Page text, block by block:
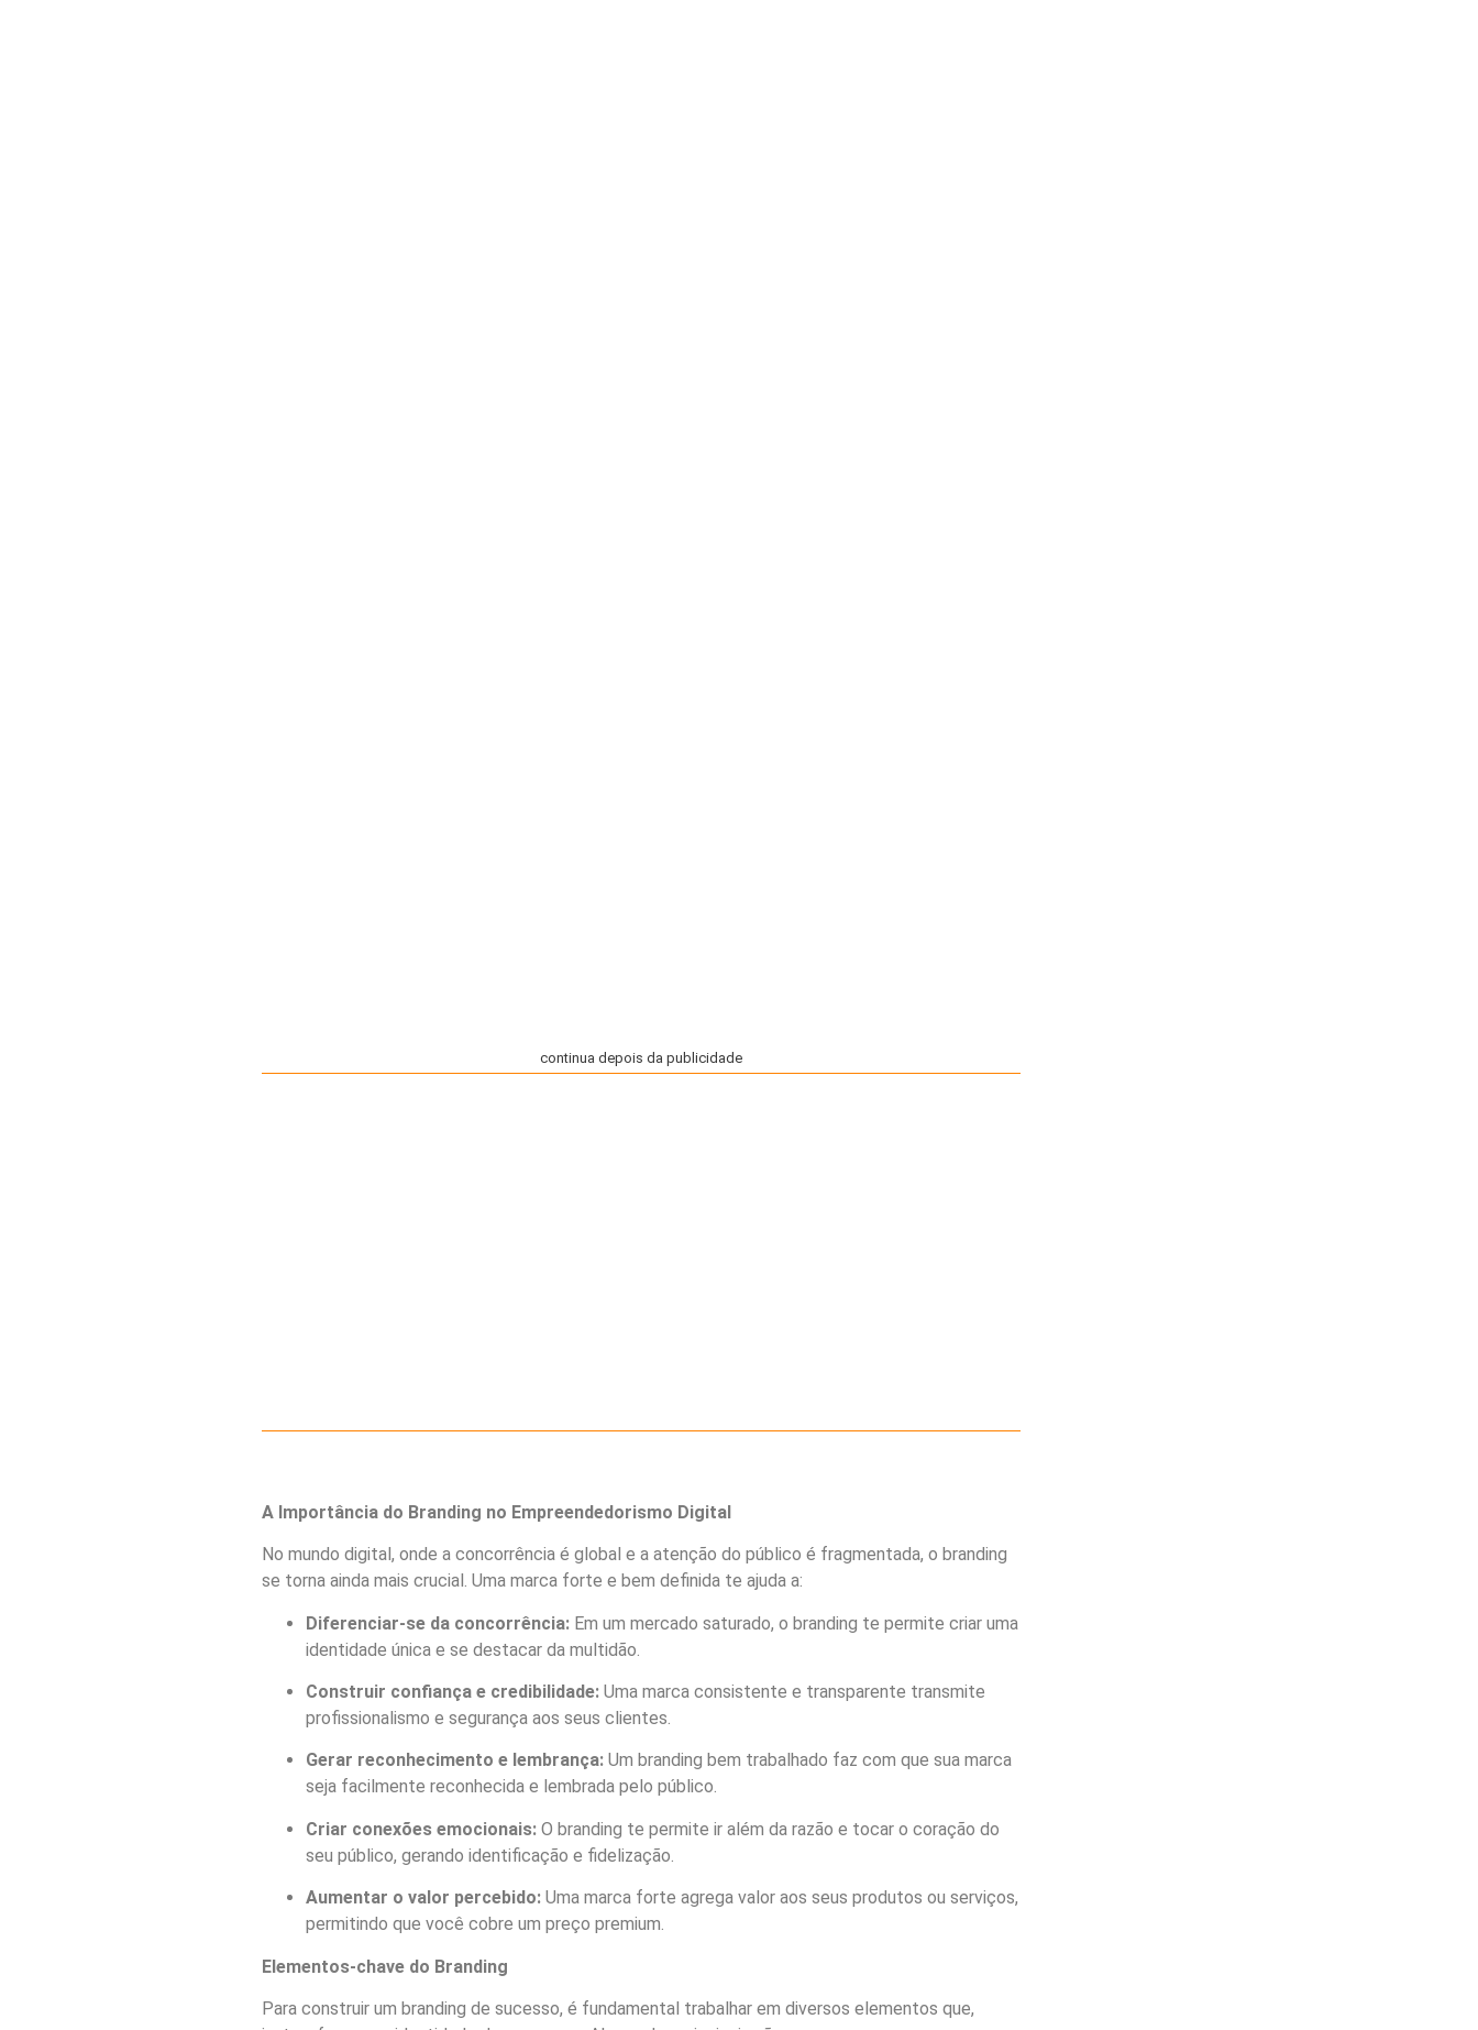
continua depois da publicidade
A Importância do Branding no Empreendedorismo Digital
No mundo digital, onde a concorrência é global e a atenção do público é fragmentada, o branding
se torna ainda mais crucial. Uma marca forte e bem definida te ajuda a:
Diferenciar-se da concorrência:Em um mercado saturado, o branding te permite criar uma
identidade única e se destacar da multidão.
Construir confiança e credibilidade:Uma marca consistente e transparente transmite
profissionalismo e segurança aos seus clientes.
Gerar reconhecimento e lembrança:Um branding bem trabalhado faz com que sua marca
seja facilmente reconhecida e lembrada pelo público.
Criar conexões emocionais:O branding te permite ir além da razão e tocar o coração do
seu público, gerando identificação e fidelização.
Aumentar o valor percebido:Uma marca forte agrega valor aos seus produtos ou serviços,
permitindo que você cobre um preço premium.
Elementos-chave do Branding
Para construir um branding de sucesso, é fundamental trabalhar em diversos elementos que,